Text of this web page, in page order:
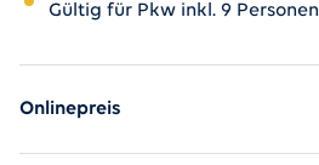
Gültig für Pkw inkl. 9 Personen
Onlinepreis